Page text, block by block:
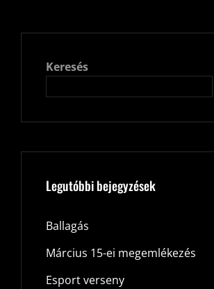
Keresés
Legutóbbi bejegyzések
Ballagás
Március 15-ei megemlékezés
Esport verseny